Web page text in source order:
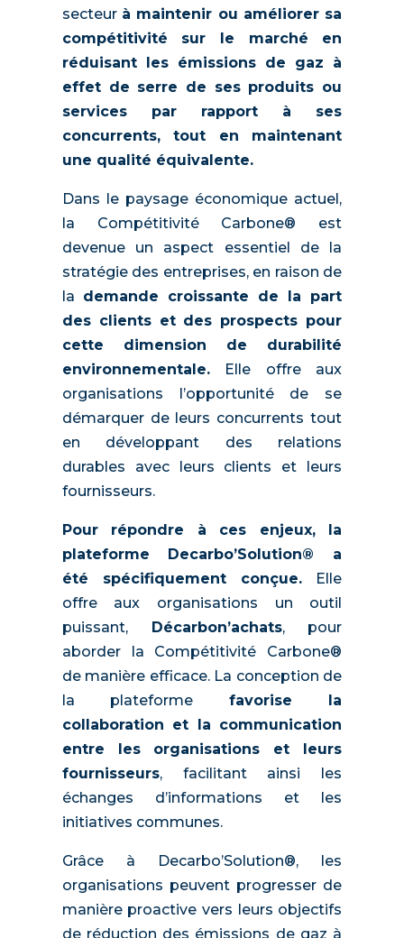
secteur à maintenir ou améliorer sa
compétitivité sur le marché en
réduisant les émissions de gaz à
effet de serre de ses produits ou
services par rapport à ses
concurrents, tout en maintenant
une qualité équivalente.
Dans le paysage économique actuel,
la Compétitivité Carbone® est
devenue un aspect essentiel de la
stratégie des entreprises, en raison de
la demande croissante de la part
des clients et des prospects pour
cette dimension de durabilité
environnementale.Elle offre aux
organisations l’opportunité de se
démarquer de leurs concurrents tout
en développant des relations
durables avec leurs clients et leurs
fournisseurs.
Pour répondre à ces enjeux, la
plateforme Decarbo’Solution® a
été spécifiquement conçue. Elle
offre aux organisations un outil
puissant,
Décarbon’achats, pour
aborder la Compétitivité Carbone®
de manière efficace. La conception de
la plateforme favorise la
collaboration et la communication
entre les organisations et leurs
fournisseurs, facilitant ainsi les
échanges d’informations et les
initiatives communes.
Grâce à Decarbo’Solution®, les
organisations peuvent progresser de
manière proactive vers leurs objectifs
de réduction des émissions de gaz à